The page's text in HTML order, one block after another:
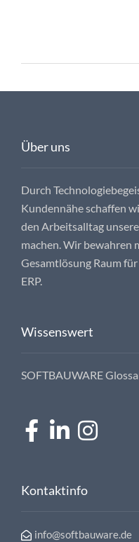
Über uns
Durch
Kundennähe schaffen
den Arbeitsalltag
machen. Wir bewahren
Gesamtlösung Raum
ERP.
Wissenswert
SOFTBAUWARE
Kontaktinfo
info@softbauware.de